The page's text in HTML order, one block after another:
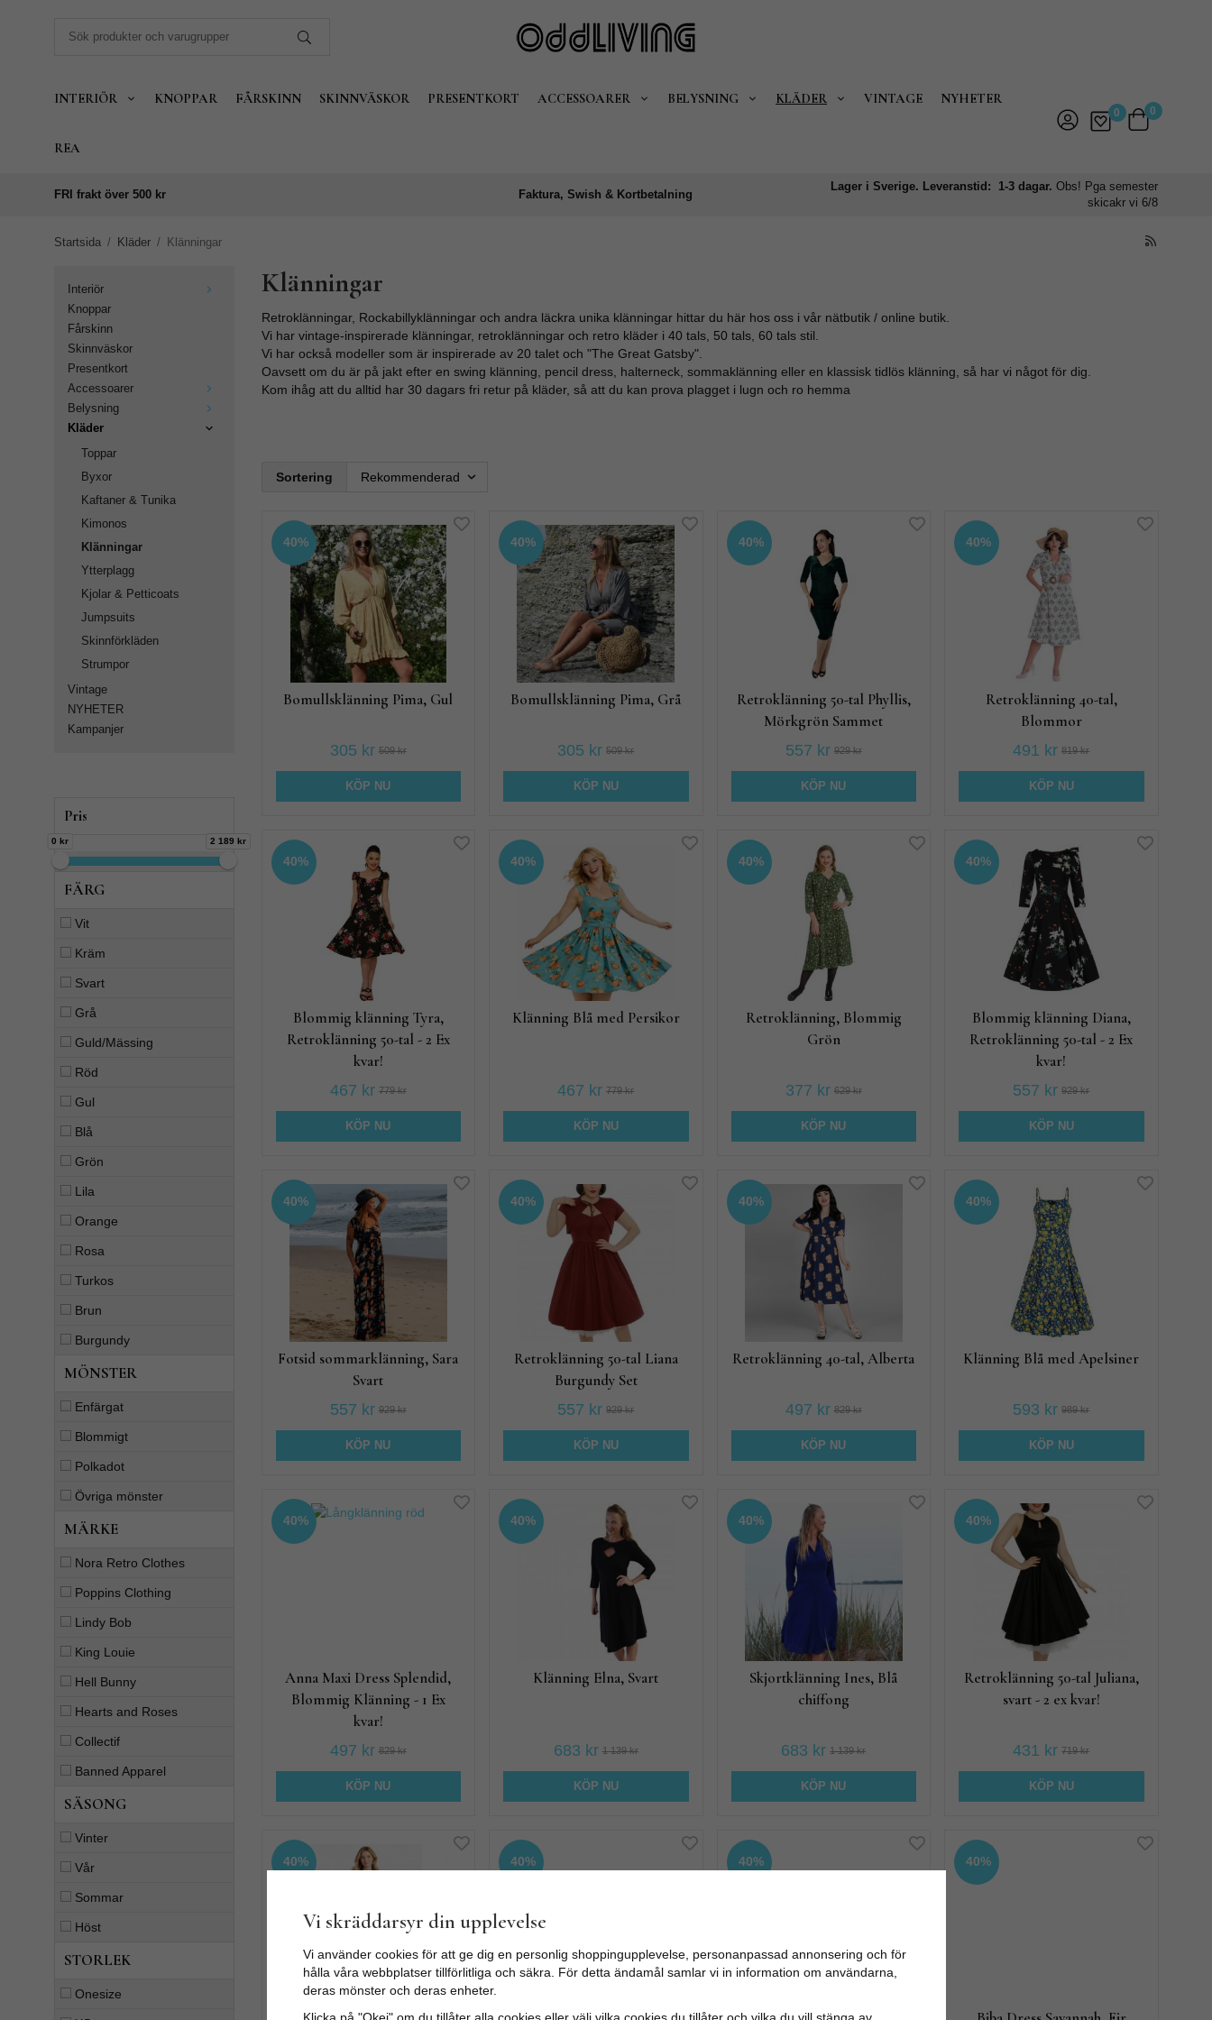
INTERIÖR KNOPPAR FÅRSKINN SKINNVÄSKOR PRESENTKORT ACCESSOARER BELYSNING KLÄDER VINTAGE NYHETER
REA
0 0
FRI frakt över 500 kr Faktura, Swish & Kortbetalning
Lager i Sverige. Leveranstid: 1-3 dagar.Obs! Pga semester
skicakr vi 6/8
Startsida / Kläder / Klänningar
Interiör
Knoppar
Fårskinn
Skinnväskor
Presentkort
Accessoarer
Belysning
Kläder
Toppar
Byxor
Kaftaner & Tunika
Kimonos
Klänningar
Ytterplagg
Kjolar & Petticoats
Jumpsuits
Skinnförkläden
Strumpor
Vintage
NYHETER
Kampanjer
Pris
0 kr 2 189 kr
FÄRG
Vit
Kräm
Svart
Grå
Guld/Mässing
Röd
Gul
Blå
Grön
Lila
Orange
Rosa
Turkos
Brun
Burgundy
MÖNSTER
Enfärgat
Blommigt
Polkadot
Övriga mönster
MÄRKE
Nora Retro Clothes
Poppins Clothing
Lindy Bob
King Louie
Hell Bunny
Hearts and Roses
Collectif
Banned Apparel
SÄSONG
Vinter
Vår
Sommar
Höst
STORLEK
Onesize
Klänningar
Retroklänningar, Rockabillyklänningar och andra läckra unika klänningar hittar du här hos oss i vår nätbutik / online butik.
Vi har vintage-inspirerade klänningar, retroklänningar och retro kläder i 40 tals, 50 tals, 60 tals stil.
Vi har också modeller som är inspirerade av 20 talet och "The Great Gatsby".
Oavsett om du är på jakt efter en swing klänning, pencil dress, halterneck, sommaklänning eller en klassisk tidlös klänning, så har vi något för dig.
Kom ihåg att du alltid har 30 dagars fri retur på kläder, så att du kan prova plagget i lugn och ro hemma
Sortering
40%
Bomullsklänning Pima, Gul
305 kr 509 kr
KÖP NU
40%
Bomullsklänning Pima, Grå
305 kr 509 kr
KÖP NU
40%
Retroklänning 50-tal Phyllis,
Mörkgrön Sammet
557 kr 929 kr
KÖP NU
40%
Retroklänning 40-tal,
Blommor
491 kr 819 kr
KÖP NU
40%
Blommig klänning Tyra,
Retroklänning 50-tal - 2 Ex
kvar!
467 kr 779 kr
KÖP NU
40%
Klänning Blå med Persikor
467 kr 779 kr
KÖP NU
40%
Retroklänning, Blommig
Grön
377 kr 629 kr
KÖP NU
40%
Blommig klänning Diana,
Retroklänning 50-tal - 2 Ex
kvar!
557 kr 929 kr
KÖP NU
40%
Fotsid sommarklänning, Sara
Svart
557 kr 929 kr
KÖP NU
40%
Retroklänning 50-tal Liana
Burgundy Set
557 kr 929 kr
KÖP NU
40%
Retroklänning 40-tal, Alberta
497 kr 829 kr
KÖP NU
40%
Klänning Blå med Apelsiner
593 kr 989 kr
KÖP NU
40%
Anna Maxi Dress Splendid,
Blommig Klänning - 1 Ex
kvar!
497 kr 829 kr
KÖP NU
40%
Klänning Elna, Svart
683 kr 1 139 kr
KÖP NU
40%
Skjortklänning Ines, Blå
chiffong
683 kr 1 139 kr
KÖP NU
40%
Retroklänning 50-tal Juliana,
svart - 2 ex kvar!
431 kr 719 kr
KÖP NU
40% 40% 40% 40%
Vi skräddarsyr din upplevelse
Vi använder cookies för att ge dig en personlig shoppingupplevelse, personanpassad annonsering och för
hålla våra webbplatser tillförlitliga och säkra. För detta ändamål samlar vi in information om användarna,
deras mönster och deras enheter.
Klicka på "Okej" om du tillåter alla cookies eller välj vilka cookies du tillåter och vilka du vill stänga av